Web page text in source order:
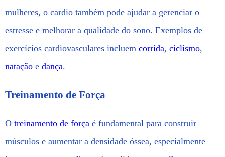
mulheres, o cardio também pode ajudar a gerenciar o
estresse e melhorar a qualidade do sono. Exemplos de
exercícios cardiovasculares incluem corrida, ciclismo,
natação e dança.
Treinamento de Força
O treinamento de força é fundamental para construir
músculos e aumentar a densidade óssea, especialmente